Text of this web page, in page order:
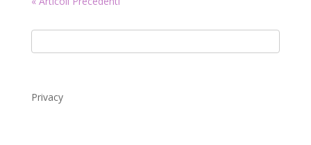
Privacy